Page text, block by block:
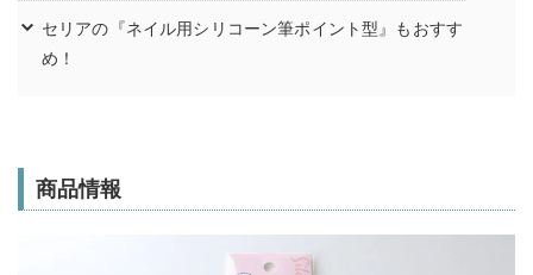
セリアの『ネイル用シリコーン筆ポイント型』もおすす
め！
商品情報